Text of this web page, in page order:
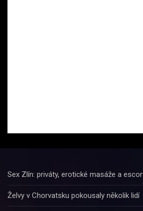
Sex Zlín: priváty, erotické masáže a
Želvy v Chorvatsku pokousaly několik lidí